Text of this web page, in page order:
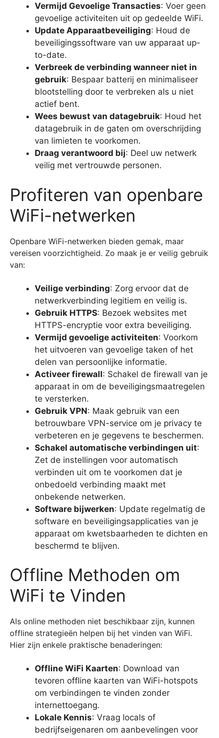
Vermijd Gevoelige Transacties: Voer geen
gevoelige activiteiten uit op gedeelde WiFi.
Update Apparaatbeveiliging: Houd de
beveiligingssoftware van uw apparaat up-
to-date.
Verbreek de verbinding wanneer niet in
gebruik: Bespaar batterij en minimaliseer
blootstelling door te verbreken als u niet
actief bent.
Wees bewust van datagebruik: Houd het
datagebruik in de gaten om overschrijding
van limieten te voorkomen.
Draag verantwoord bij: Deel uw netwerk
veilig met vertrouwde personen.
Profiteren van openbare
WiFi-netwerken
Openbare WiFi-netwerken bieden gemak, maar
vereisen voorzichtigheid. Zo maak je er veilig gebruik
van:
Veilige verbinding: Zorg ervoor dat de
netwerkverbinding legitiem en veilig is.
Gebruik HTTPS: Bezoek websites met
HTTPS-encryptie voor extra beveiliging.
Vermijd gevoelige activiteiten: Voorkom
het uitvoeren van gevoelige taken of het
delen van persoonlijke informatie.
Activeer firewall: Schakel de firewall van je
apparaat in om de beveiligingsmaatregelen
te versterken.
Gebruik VPN: Maak gebruik van een
betrouwbare VPN-service om je privacy te
verbeteren en je gegevens te beschermen.
Schakel automatische verbindingen uit:
Zet de instellingen voor automatisch
verbinden uit om te voorkomen dat je
onbedoeld verbinding maakt met
onbekende netwerken.
Software bijwerken: Update regelmatig de
software en beveiligingsapplicaties van je
apparaat om kwetsbaarheden te dichten en
beschermd te blijven.
Offline Methoden om
WiFi te Vinden
Als online methoden niet beschikbaar zijn, kunnen
offline strategieën helpen bij het vinden van WiFi.
Hier zijn enkele praktische benaderingen:
Offline WiFi Kaarten: Download van
tevoren offline kaarten van WiFi-hotspots
om verbindingen te vinden zonder
internettoegang.
Lokale Kennis: Vraag locals of
bedrijfseigenaren om aanbevelingen voor